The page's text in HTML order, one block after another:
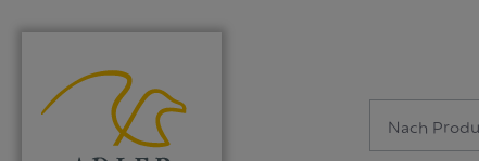
Zur Hauptnavigation springen